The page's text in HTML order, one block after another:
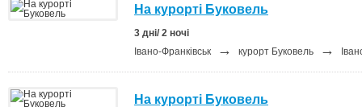
На курорті Буковель
3 дні/ 2 ночі
Івано-Франківськ
→ курорт Буковель →
На курорті Буковель